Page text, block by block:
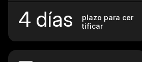
4 días
plazo para cer
tificar